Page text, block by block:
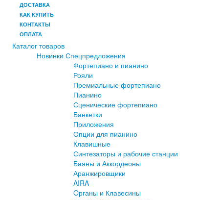
ДОСТАВКА
КАК КУПИТЬ
КОНТАКТЫ
ОПЛАТА
Каталог товаров
Новинки Спецпредложения
Фортепиано и пианино
Рояли
Премиальные фортепиано
Пианино
Сценические фортепиано
Банкетки
Приложения
Опции для пианино
Клавишные
Синтезаторы и рабочие станции
Баяны и Аккордеоны
Аранжировщики
AIRA
Oрганы и Клавесины